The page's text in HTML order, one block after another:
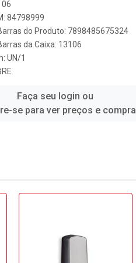
84798999
do Produto: 7898485675324
da Caixa: 13106
UN/1
Faça seu login ou
se para ver preços e